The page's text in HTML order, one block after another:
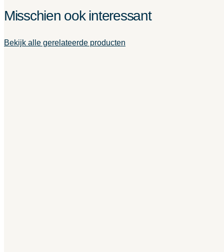
Misschien ook interessant
Bekijk alle gerelateerde producten